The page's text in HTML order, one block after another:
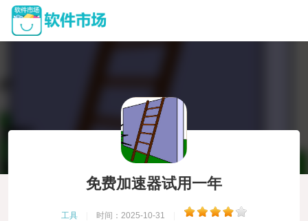
免费加速器试用一年
工具 时间：2025-10-31